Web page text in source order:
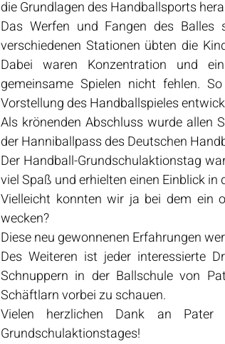
die Grundlagen des Handballsports
Das Werfen und Fangen des Balles
verschiedenen Stationen übten die
Dabei waren Konzentration und
gemeinsame Spielen nicht fehlen.
Vorstellung des Handballspieles
Als krönenden Abschluss wurde allen
der Hanniballpass des Deutschen
Der Handball-Grundschulaktionstag
viel Spaß und erhielten einen Einblick
Vielleicht konnten wir ja bei dem ein
wecken?
Diese neu gewonnenen Erfahrungen
Des Weiteren ist jeder interessierte
Schnuppern in der Ballschule von
Schäftlarn vorbei zu schauen.
Vielen herzlichen Dank an
Grundschulaktionstages!